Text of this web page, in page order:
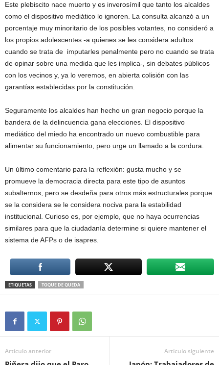
Este plebiscito nace muerto y es inverosímil que tanto los alcaldes
como el dispositivo mediático lo ignoren. La consulta alcanzó a un
porcentaje muy minoritario de los posibles votantes, no consideró a
los propios adolescentes -a quienes se les considera adultos
cuando se trata de imputarles penalmente pero no cuando se trata
de opinar sobre una medida que les implica-, sin debates públicos
con los vecinos y, ya lo veremos, en abierta colisión con las
garantías establecidas por la constitución.
Seguramente los alcaldes han hecho un gran negocio porque la
bandera de la delincuencia gana elecciones. El dispositivo
mediático del miedo ha encontrado un nuevo combustible para
alimentar su funcionamiento, pero urge un llamado a la cordura.
Un último comentario para la reflexión: gusta mucho y se
promueve la democracia directa para este tipo de asuntos
subalternos, pero se desdeña para otros más estructurales porque
se la considera se le considera nociva para la estabilidad
institucional. Curioso es, por ejemplo, que no haya ocurrencias
similares para que la ciudadanía determine si quiere mantener el
sistema de AFPs o de isapres.
ETIQUETAS TOQUE DE QUEDA
Artículo anterior Artículo siguiente